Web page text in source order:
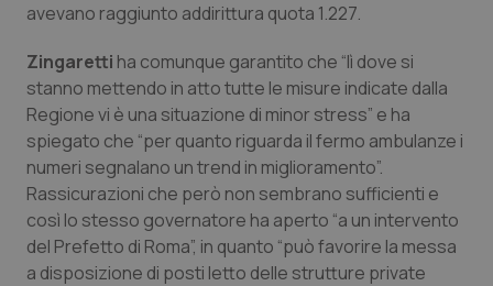
Liguria
Lombardia
Marche
Molise
Diabete & glucometri
Disturbi dell’umore
Dolore
Donna & Salute
Epatiti
avevano raggiunto addirittura quota 1.227.
Zingaretti ha comunque garantito che “lì dove si
stanno mettendo in atto tutte le misure indicate dalla
Regione vi è una situazione di minor stress” e ha
spiegato che “per quanto riguarda il fermo ambulanze i
numeri segnalano un trend in miglioramento”.
Rassicurazioni che però non sembrano sufficienti e
così lo stesso governatore ha aperto “a un intervento
del Prefetto di Roma”, in quanto “può favorire la messa
a disposizione di posti letto delle strutture private